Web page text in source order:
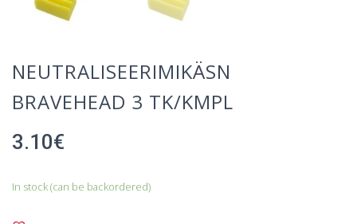
NEUTRALISEERIMIKÄSN
BRAVEHEAD 3 TK/KMPL
3.10€
In stock (can be backordered)